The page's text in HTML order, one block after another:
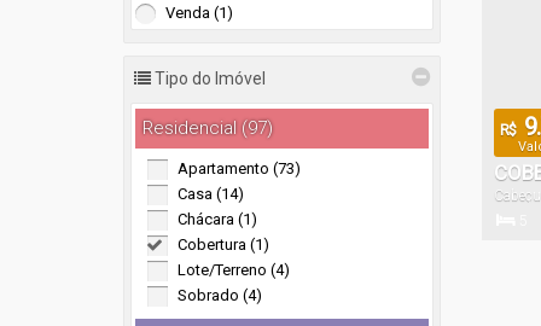
Venda (1)
Tipo do Imóvel
Residencial (97)
Apartamento (73)
Casa (14)
Chácara (1)
Cobertura (1)
Lote/Terreno (4)
Sobrado (4)
R$